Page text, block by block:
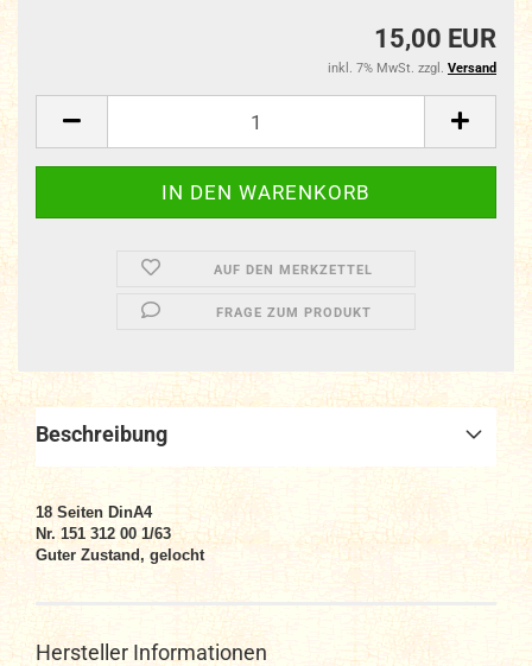
15,00 EUR
inkl. 7% MwSt. zzgl. Versand
AUF DEN MERKZETTEL
FRAGE ZUM PRODUKT
Beschreibung
18 Seiten DinA4
Nr. 151 312 00 1/63
Guter Zustand, gelocht
Hersteller Informationen